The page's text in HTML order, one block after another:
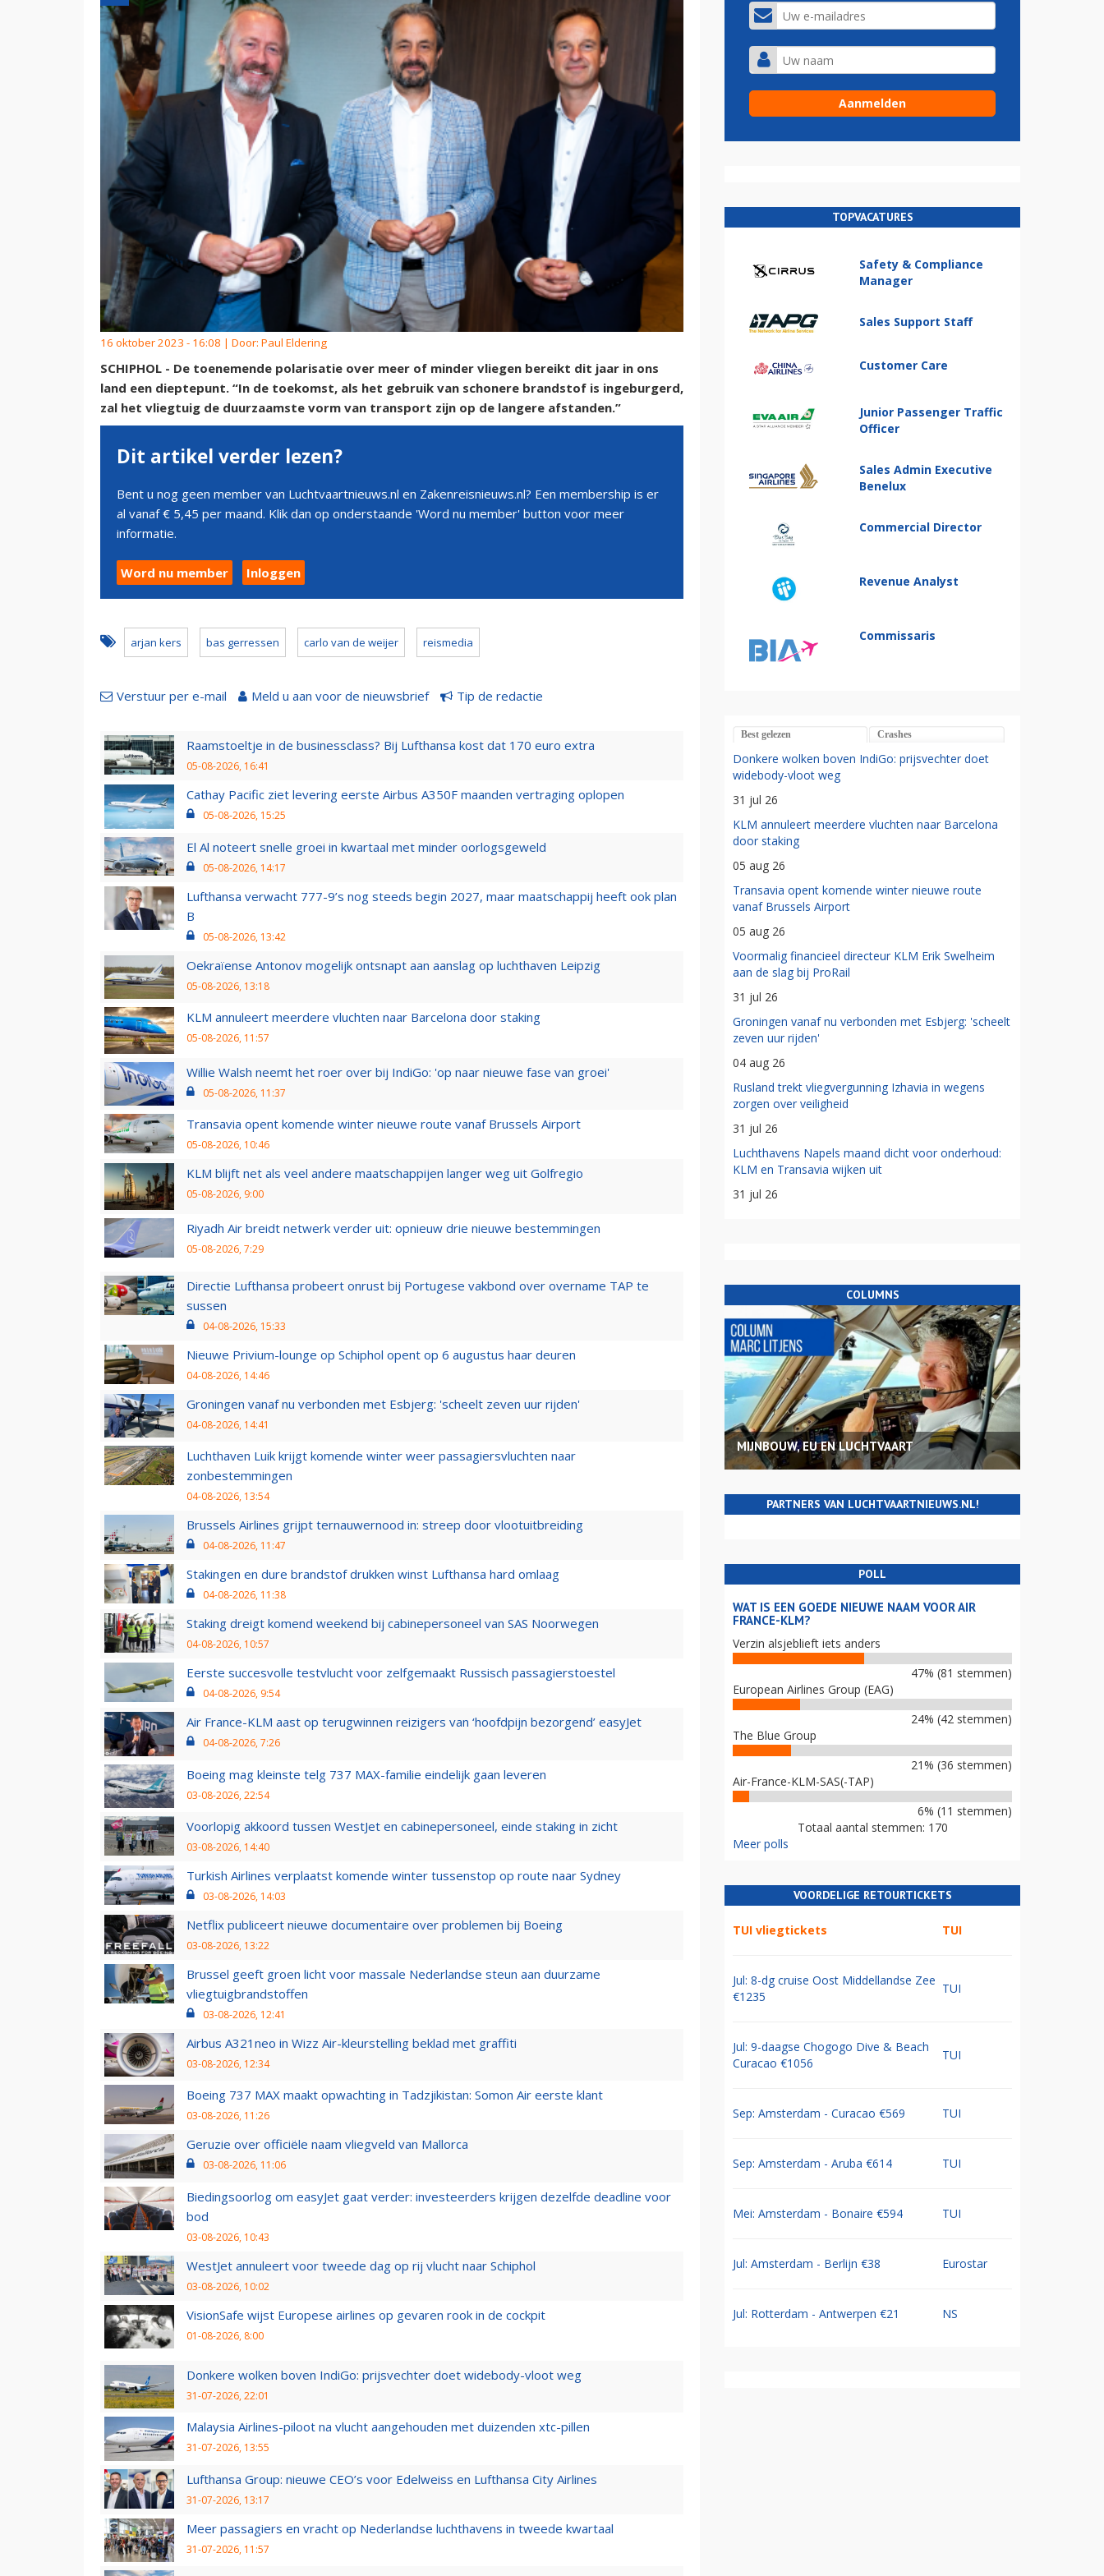
16 oktober 2023 - 16:08 | Door: Paul Eldering
SCHIPHOL - De toenemende polarisatie over meer of minder vliegen bereikt dit jaar in ons
land een dieptepunt. “In de toekomst, als het gebruik van schonere brandstof is ingeburgerd,
zal het vliegtuig de duurzaamste vorm van transport zijn op de langere afstanden.”
Dit artikel verder lezen?
Bent u nog geen member van Luchtvaartnieuws.nl en Zakenreisnieuws.nl? Een membership is er
al vanaf € 5,45 per maand. Klik dan op onderstaande 'Word nu member' button voor meer
informatie.
Word nu member Inloggen
arjan kers bas gerressen carlo van de weijer reismedia
Verstuur per e-mail Meld u aan voor de nieuwsbrief Tip de redactie
Raamstoeltje in de businessclass? Bij Lufthansa kost dat 170 euro extra
05-08-2026, 16:41
Cathay Pacific ziet levering eerste Airbus A350F maanden vertraging oplopen
05-08-2026, 15:25
El Al noteert snelle groei in kwartaal met minder oorlogsgeweld
05-08-2026, 14:17
Lufthansa verwacht 777-9’s nog steeds begin 2027, maar maatschappij heeft ook plan
B
05-08-2026, 13:42
Oekraïense Antonov mogelijk ontsnapt aan aanslag op luchthaven Leipzig
05-08-2026, 13:18
KLM annuleert meerdere vluchten naar Barcelona door staking
05-08-2026, 11:57
Willie Walsh neemt het roer over bij IndiGo: 'op naar nieuwe fase van groei'
05-08-2026, 11:37
Transavia opent komende winter nieuwe route vanaf Brussels Airport
05-08-2026, 10:46
KLM blijft net als veel andere maatschappijen langer weg uit Golfregio
05-08-2026, 9:00
Riyadh Air breidt netwerk verder uit: opnieuw drie nieuwe bestemmingen
05-08-2026, 7:29
Directie Lufthansa probeert onrust bij Portugese vakbond over overname TAP te
sussen
04-08-2026, 15:33
Nieuwe Privium-lounge op Schiphol opent op 6 augustus haar deuren
04-08-2026, 14:46
Groningen vanaf nu verbonden met Esbjerg: 'scheelt zeven uur rijden'
04-08-2026, 14:41
Luchthaven Luik krijgt komende winter weer passagiersvluchten naar
zonbestemmingen
04-08-2026, 13:54
Brussels Airlines grijpt ternauwernood in: streep door vlootuitbreiding
04-08-2026, 11:47
Stakingen en dure brandstof drukken winst Lufthansa hard omlaag
04-08-2026, 11:38
Staking dreigt komend weekend bij cabinepersoneel van SAS Noorwegen
04-08-2026, 10:57
Eerste succesvolle testvlucht voor zelfgemaakt Russisch passagierstoestel
04-08-2026, 9:54
Air France-KLM aast op terugwinnen reizigers van ‘hoofdpijn bezorgend’ easyJet
04-08-2026, 7:26
Boeing mag kleinste telg 737 MAX-familie eindelijk gaan leveren
03-08-2026, 22:54
Voorlopig akkoord tussen WestJet en cabinepersoneel, einde staking in zicht
03-08-2026, 14:40
Turkish Airlines verplaatst komende winter tussenstop op route naar Sydney
03-08-2026, 14:03
Netflix publiceert nieuwe documentaire over problemen bij Boeing
03-08-2026, 13:22
Brussel geeft groen licht voor massale Nederlandse steun aan duurzame
vliegtuigbrandstoffen
03-08-2026, 12:41
Airbus A321neo in Wizz Air-kleurstelling beklad met graffiti
03-08-2026, 12:34
Boeing 737 MAX maakt opwachting in Tadzjikistan: Somon Air eerste klant
03-08-2026, 11:26
Geruzie over officiële naam vliegveld van Mallorca
03-08-2026, 11:06
Biedingsoorlog om easyJet gaat verder: investeerders krijgen dezelfde deadline voor
bod
03-08-2026, 10:43
WestJet annuleert voor tweede dag op rij vlucht naar Schiphol
03-08-2026, 10:02
VisionSafe wijst Europese airlines op gevaren rook in de cockpit
01-08-2026, 8:00
Donkere wolken boven IndiGo: prijsvechter doet widebody-vloot weg
31-07-2026, 22:01
Malaysia Airlines-piloot na vlucht aangehouden met duizenden xtc-pillen
31-07-2026, 13:55
Lufthansa Group: nieuwe CEO’s voor Edelweiss en Lufthansa City Airlines
31-07-2026, 13:17
Meer passagiers en vracht op Nederlandse luchthavens in tweede kwartaal
31-07-2026, 11:57
TOPVACATURES
Safety & Compliance
Manager
Sales Support Staff
Customer Care
Junior Passenger Traffic
Officer
Sales Admin Executive
Benelux
Commercial Director
Revenue Analyst
Commissaris
Best gelezen Crashes
Donkere wolken boven IndiGo: prijsvechter doet
widebody-vloot weg
31 jul 26
KLM annuleert meerdere vluchten naar Barcelona
door staking
05 aug 26
Transavia opent komende winter nieuwe route
vanaf Brussels Airport
05 aug 26
Voormalig financieel directeur KLM Erik Swelheim
aan de slag bij ProRail
31 jul 26
Groningen vanaf nu verbonden met Esbjerg: 'scheelt
zeven uur rijden'
04 aug 26
Rusland trekt vliegvergunning Izhavia in wegens
zorgen over veiligheid
31 jul 26
Luchthavens Napels maand dicht voor onderhoud:
KLM en Transavia wijken uit
31 jul 26
COLUMNS
MIJNBOUW, EU EN LUCHTVAART
PARTNERS VAN LUCHTVAARTNIEUWS.NL!
POLL
WAT IS EEN GOEDE NIEUWE NAAM VOOR AIR
FRANCE-KLM?
Verzin alsjeblieft iets anders
47% (81 stemmen)
European Airlines Group (EAG)
24% (42 stemmen)
The Blue Group
21% (36 stemmen)
Air-France-KLM-SAS(-TAP)
6% (11 stemmen)
Totaal aantal stemmen: 170
Meer polls
VOORDELIGE RETOURTICKETS
TUI vliegtickets TUI
Jul: 8-dg cruise Oost Middellandse Zee
€1235
TUI
Jul: 9-daagse Chogogo Dive & Beach
Curacao €1056
TUI
Sep: Amsterdam - Curacao €569 TUI
Sep: Amsterdam - Aruba €614 TUI
Mei: Amsterdam - Bonaire €594 TUI
Jul: Amsterdam - Berlijn €38 Eurostar
Jul: Rotterdam - Antwerpen €21 NS